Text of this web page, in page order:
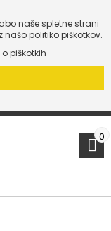
naše spletne strani
politiko piškotkov.
piškotkih
0